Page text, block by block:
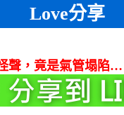
Love分享
聲，竟是氣管塌陷…